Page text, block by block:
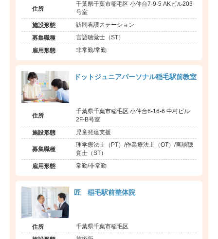
住所
千葉県千葉市稲毛区 小仲台7-9-5 AKビル203
号室
施設形態 訪問看護ステーション
募集職種 言語聴覚士（ST）
雇用形態 非常勤/常勤
ドットジュニアパーソナル稲毛駅前教室
住所
千葉県千葉市稲毛区 小仲台6-16-6 中村ビル
2F-B号室
施設形態 児童発達支援
募集職種
理学療法士（PT）/作業療法士（OT）/言語聴
覚士（ST）
雇用形態 常勤/非常勤
匠 稲毛駅前整体院
住所 千葉県千葉市稲毛区